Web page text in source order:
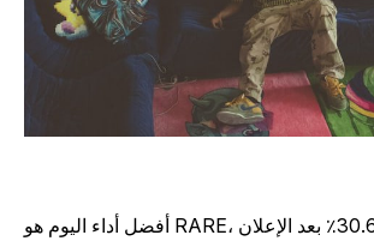
أفضل أداء اليوم هو RARE، الذي ارتفع بنسبة 30.6٪ بعد الإعلان